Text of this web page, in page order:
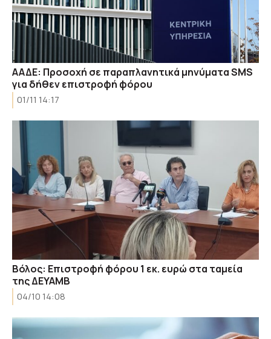
ΑΑΔΕ: Προσοχή σε παραπλανητικά μηνύματα SMS
για δήθεν επιστροφή φόρου
01/11 14:17
Βόλος: Επιστροφή φόρου 1 εκ. ευρώ στα ταμεία
της ΔΕΥΑΜΒ
04/10 14:08